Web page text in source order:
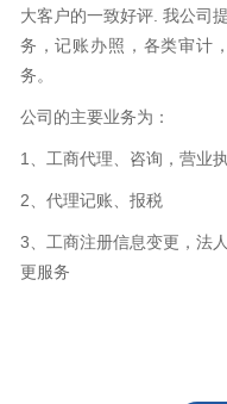
大客户的一致好评. 我公司
务，记账办照，各类审计
务。
公司的主要业务为：
1、工商代理、咨询，营业
2、代理记账、报税
3、工商注册信息变更，法
更服务